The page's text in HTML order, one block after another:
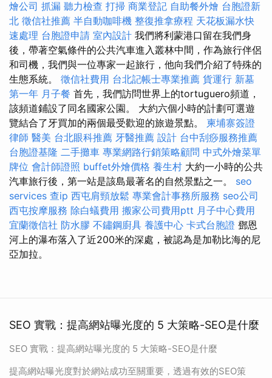
燴公司 抓漏 聽力檢查 打掃 商業登記 自助餐外燴 台胞證新
北 徵信社推薦 半自動咖啡機 整復推拿療程 天花板漏水快
速處理 台胞證申請 室內設計 我們將利蒙港口留在我們身
後，帶著空氣條件的公共汽車進入叢林中間，作為旅行伴侶
和司機，我們與一位專家一起旅行，他向我們介紹了特殊的
生態系統。 徵信社費用 台北記帳士專業推薦 貨運行 新墓
第一年 月子餐 首先，我們訪問世界上的tortuguero頻道，
該頻道鋪設了同名國家公園。 大約六個小時的計劃可選遊
覽結合了牙買加的兩個最受歡迎的旅遊景點。 柬埔寨簽證
律師 醫美 台北眼科推薦 牙醫推薦 設計 台中刮痧服務推薦
台胞證基隆 二手攤車 專業網路行銷策略顧問 中式外燴菜單
牌位 會計師證照 buffet外燴價格 養生村 大約一小時的公共
汽車旅行後，第一站是該島最著名的自然景點之一。 seo
services 查ip 西屯肩頸放鬆 專業會計事務所服務 seo公司
西屯按摩服務 除白蟻費用 搬家公司費用ptt 月子中心費用
宜蘭徵信社 防水膠 不鏽鋼廚具 養護中心 卡式台胞證 鄧恩
河上的瀑布落入了近200米的深處，被認為是加勒比海的尼
亞加拉。
SEO 實戰：提高網站曝光度的 5 大策略-SEO是什麼
SEO 實戰：提高網站曝光度的 5 大策略-SEO是什麼
提高網站曝光度對於網站成功至關重要，透過有效的SEO策